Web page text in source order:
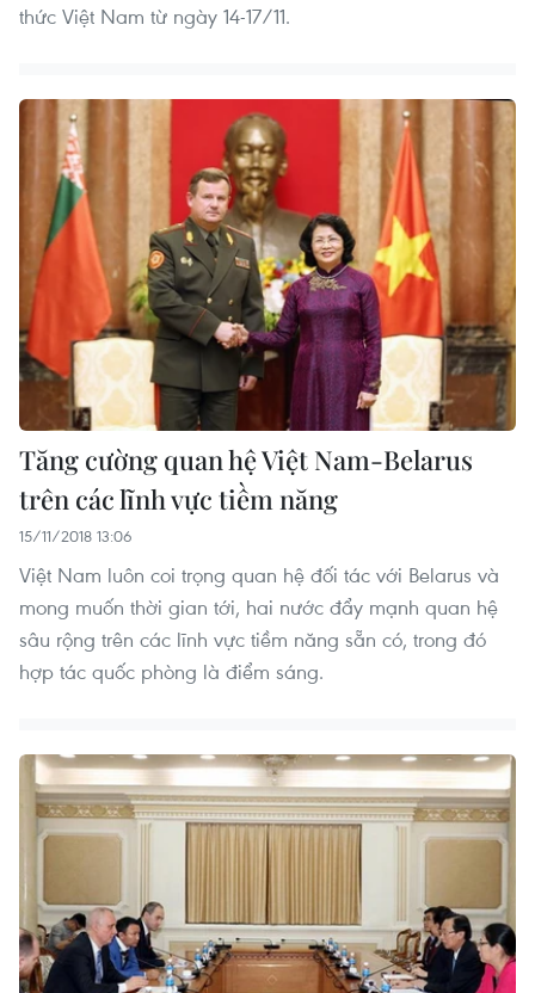
thức Việt Nam từ ngày 14-17/11.
Tăng cường quan hệ Việt Nam-Belarus
trên các lĩnh vực tiềm năng
15/11/2018 13:06
Việt Nam luôn coi trọng quan hệ đối tác với Belarus và
mong muốn thời gian tới, hai nước đẩy mạnh quan hệ
sâu rộng trên các lĩnh vực tiềm năng sẵn có, trong đó
hợp tác quốc phòng là điểm sáng.